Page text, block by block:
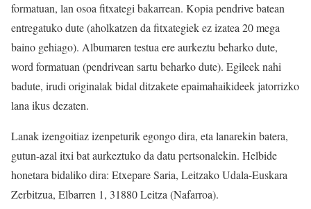
formatuan, lan osoa fitxategi bakarrean. Kopia pendrive batean
entregatuko dute (aholkatzen da fitxategiek ez izatea 20 mega
baino gehiago). Albumaren testua ere aurkeztu beharko dute,
word formatuan (pendrivean sartu beharko dute). Egileek nahi
badute, irudi originalak bidal ditzakete epaimahaikideek jatorrizko
lana ikus dezaten.
Lanak izengoitiaz izenpeturik egongo dira, eta lanarekin batera,
gutun-azal itxi bat aurkeztuko da datu pertsonalekin. Helbide
honetara bidaliko dira: Etxepare Saria, Leitzako Udala-Euskara
Zerbitzua, Elbarren 1, 31880 Leitza (Nafarroa).